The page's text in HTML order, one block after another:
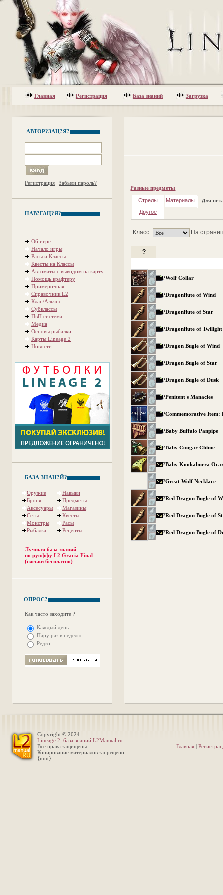
Главная Регистрация База знаний Загрузка
АВТОР?ЗАЦ?Я?
Регистрация Забыли пароль?
НАВ?ГАЦ?Я?
Об игре
Начало игры
Расы и Классы
Квесты на Классы
Автоматы с выводом на карту
Помощь крафтеру
Примерочная
Справочник L2
Клан/Альянс
Субклассы
ПвП система
Медиа
Основы рыбалки
Карты Lineage 2
Новости
БАЗА ЗНАН?Й?
Оружие
Навыки
Броня
Предметы
Аксесуары
Магазины
Сеты
Квесты
Монстры
Расы
Рыбалка
Рецепты
Лучшая база знаний
по руоффу L2 Gracia Final
(сиськи бесплатно)
ОПРОС?
Как часто заходите ?
Каждый день
Пару раз в неделю
Редко
Разные предметы
Стрелы Материалы Для
Другое
Класс: На
?
?Wolf Collar
?Dragonflute of Wind
?Dragonflute of Star
?Dragonflute of Twilight
?Dragon Bugle of Wind
?Dragon Bugle of Star
?Dragon Bugle of Dusk
?Penitent's Manacles
?Commemorative Item:
?Baby Buffalo Panpipe
?Baby Cougar Chime
?Baby Kookaburra
?Great Wolf Necklace
?Red Dragon Bugle of
?Red Dragon Bugle of
?Red Dragon Bugle of
Copyright © 2024
Lineage 2, база знаний L2Manual.ru
Все права защищены.
Копирование материалов запрещено.
{mnt}
Главная |